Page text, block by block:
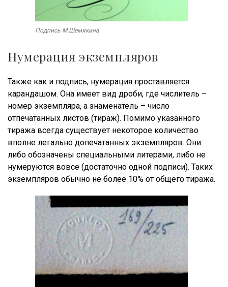
Подпись М.Шемякина
Нумерация экземпляров
Также как и подпись, нумерация проставляется
карандашом. Она имеет вид дроби, где числитель –
номер экземпляра, а знаменатель – число
отпечатанных листов (тираж). Помимо указанного
тиража всегда существует некоторое количество
вполне легально допечатанных экземпляров. Они
либо обозначены специальными литерами, либо не
нумеруются вовсе (достаточно одной подписи). Таких
экземпляров обычно не более 10% от общего тиража.